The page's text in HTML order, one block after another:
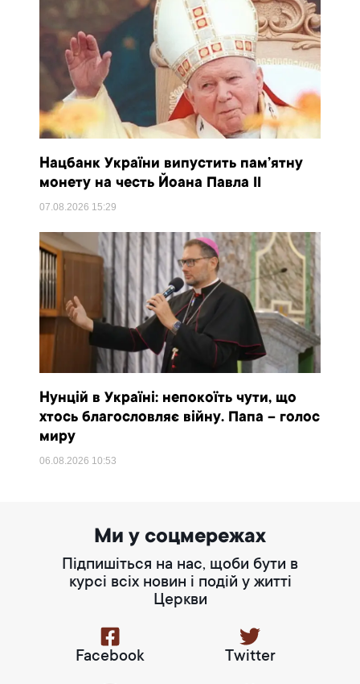
Нацбанк України випустить пам’ятну
монету на честь Йоана Павла II
07.08.2026 15:29
Нунцій в Україні: непокоїть чути, що
хтось благословляє війну. Папа – голос
миру
06.08.2026 10:53
Ми у соцмережах
Підпишіться на нас, щоби бути в
курсі всіх новин і подій у житті
Церкви
Facebook Twitter